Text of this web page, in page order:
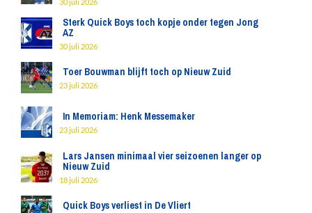
30 juli 2026
Sterk Quick Boys toch kopje onder tegen Jong
AZ
30 juli 2026
Toer Bouwman blijft toch op Nieuw Zuid
23 juli 2026
In Memoriam: Henk Messemaker
23 juli 2026
Lars Jansen minimaal vier seizoenen langer op
Nieuw Zuid
18 juli 2026
Quick Boys verliest in De Vliert